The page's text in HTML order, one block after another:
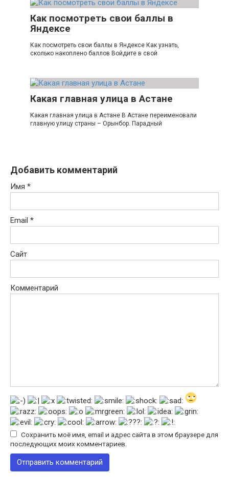
Как посмотреть свои баллы в
Яндексе
Как посмотреть свои баллы в Яндексе Как узнать,
сколько накоплено баллов Войдите в свой
Какая главная улица в Астане
Какая главная улица в Астане В Астане переименовали
главную улицу страны – Орынбор. Парадный
Добавить комментарий
Имя *
Email *
Сайт
Комментарий
Сохранить моё имя, email и адрес сайта в этом браузере для
последующих моих комментариев.